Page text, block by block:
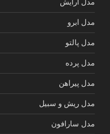
مدل آرایش
مدل ابرو
مدل پالتو
مدل پرده
مدل پیراهن
مدل ریش و سبیل
مدل سارافون